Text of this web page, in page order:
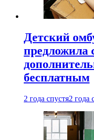
Детский
предложила
бесплатным
2 года спустя2 года